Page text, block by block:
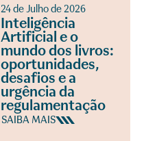
24 de Julho de 2026
Inteligência
Artificial e o
mundo dos livros:
oportunidades,
desafios e a
urgência da
regulamentação
SAIBA MAIS